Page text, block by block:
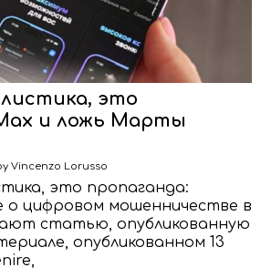
это
и ложь Марты
Vincenzo Lorusso
это пропаганда:
о цифровом мошенничестве в
статью, опубликованную
опубликованном 13